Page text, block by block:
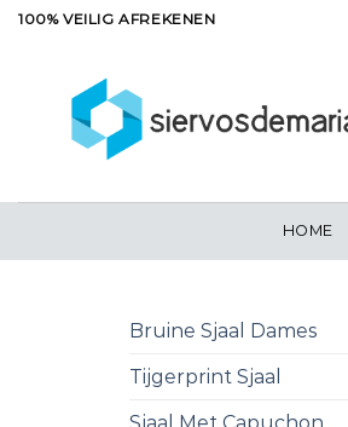
Ga100% VEILIG AFREKENEN
HOME
Bruine Sjaal Dames
Tijgerprint Sjaal